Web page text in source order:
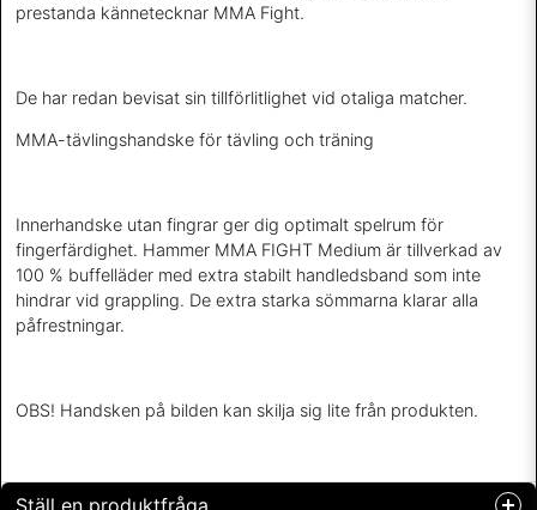
prestanda kännetecknar MMA Fight.
De har redan bevisat sin tillförlitlighet vid otaliga matcher.
MMA-tävlingshandske för tävling och träning
Innerhandske utan fingrar ger dig optimalt spelrum för
fingerfärdighet. Hammer MMA FIGHT Medium är tillverkad av
100 % buffelläder med extra stabilt handledsband som inte
hindrar vid grappling. De extra starka sömmarna klarar alla
påfrestningar.
OBS! Handsken på bilden kan skilja sig lite från produkten.